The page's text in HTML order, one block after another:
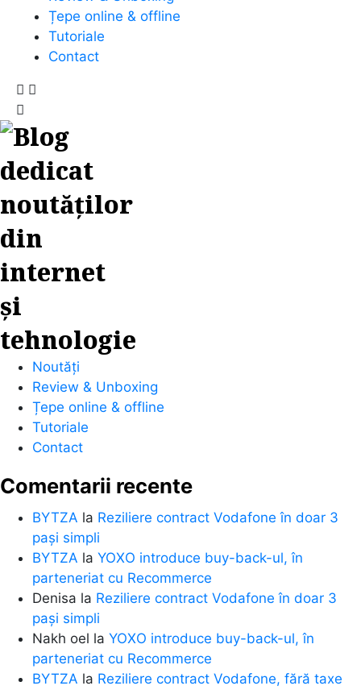
Țepe online & offline
Tutoriale
Contact
Noutăți
Review & Unboxing
Țepe online & offline
Tutoriale
Contact
Comentarii recente
BYTZA la Reziliere contract Vodafone în doar 3
pași simpli
BYTZA la YOXO introduce buy-back-ul, în
parteneriat cu Recommerce
Denisa la Reziliere contract Vodafone în doar 3
pași simpli
Nakh oel la YOXO introduce buy-back-ul, în
parteneriat cu Recommerce
BYTZA la Reziliere contract Vodafone, fără taxe